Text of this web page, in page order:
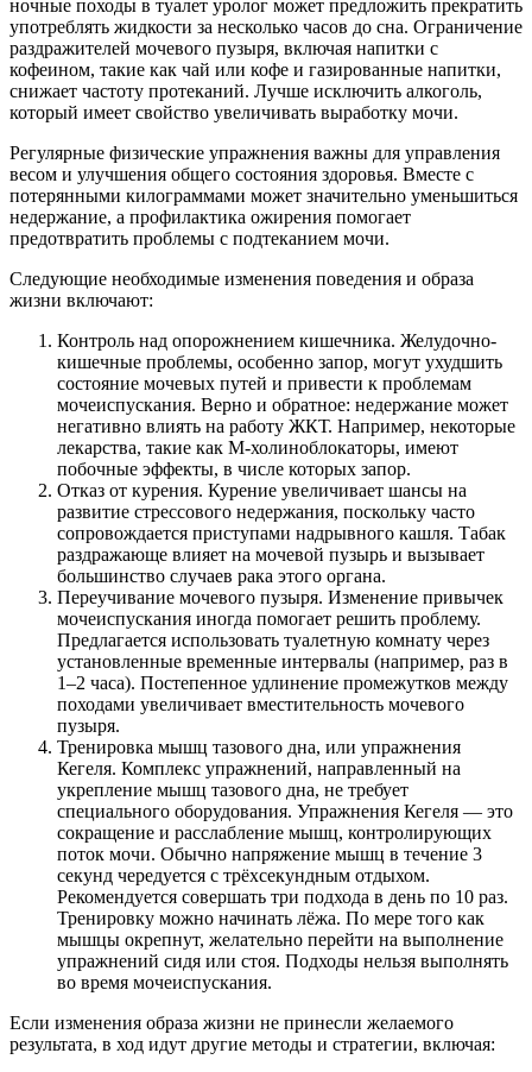
ночные походы в туалет уролог может предложить прекратить
употреблять жидкости за несколько часов до сна. Ограничение
раздражителей мочевого пузыря, включая напитки с
кофеином, такие как чай или кофе и газированные напитки,
снижает частоту протеканий. Лучше исключить алкоголь,
который имеет свойство увеличивать выработку мочи.
Регулярные физические упражнения важны для управления
весом и улучшения общего состояния здоровья. Вместе с
потерянными килограммами может значительно уменьшиться
недержание, а профилактика ожирения помогает
предотвратить проблемы с подтеканием мочи.
Следующие необходимые изменения поведения и образа
жизни включают:
Контроль над опорожнением кишечника. Желудочно-
кишечные проблемы, особенно запор, могут ухудшить
состояние мочевых путей и привести к проблемам
мочеиспускания. Верно и обратное: недержание может
негативно влиять на работу ЖКТ. Например, некоторые
лекарства, такие как М-холиноблокаторы, имеют
побочные эффекты, в числе которых запор.
Отказ от курения. Курение увеличивает шансы на
развитие стрессового недержания, поскольку часто
сопровождается приступами надрывного кашля. Табак
раздражающе влияет на мочевой пузырь и вызывает
большинство случаев рака этого органа.
Переучивание мочевого пузыря. Изменение привычек
мочеиспускания иногда помогает решить проблему.
Предлагается использовать туалетную комнату через
установленные временные интервалы (например, раз в
1–2 часа). Постепенное удлинение промежутков между
походами увеличивает вместительность мочевого
пузыря.
Тренировка мышц тазового дна, или упражнения
Кегеля. Комплекс упражнений, направленный на
укрепление мышц тазового дна, не требует
специального оборудования. Упражнения Кегеля — это
сокращение и расслабление мышц, контролирующих
поток мочи. Обычно напряжение мышц в течение 3
секунд чередуется с трёхсекундным отдыхом.
Рекомендуется совершать три подхода в день по 10 раз.
Тренировку можно начинать лёжа. По мере того как
мышцы окрепнут, желательно перейти на выполнение
упражнений сидя или стоя. Подходы нельзя выполнять
во время мочеиспускания.
Если изменения образа жизни не принесли желаемого
результата, в ход идут другие методы и стратегии, включая: